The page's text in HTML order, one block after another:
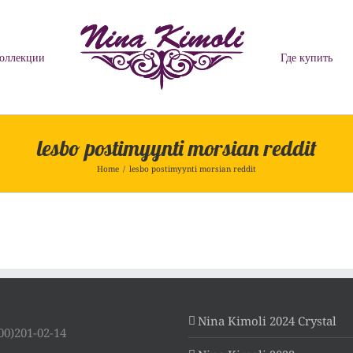
Где купить
lesbo postimyynti morsian reddit
Home / lesbo postimyynti morsian reddit
02-14
Nina Kimoli 2024 Crystal